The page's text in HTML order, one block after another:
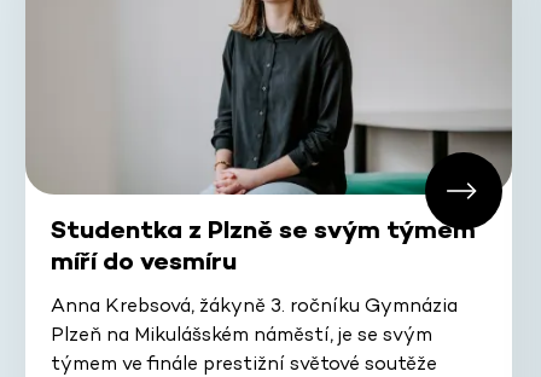
Studentka z Plzně se svým týmem
míří do vesmíru
Anna Krebsová, žákyně 3. ročníku Gymnázia
Plzeň na Mikulášském náměstí, je se svým
týmem ve finále prestižní světové soutěže